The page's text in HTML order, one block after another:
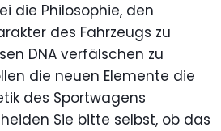
die Philosophie, den
des Fahrzeugs zu
DNA verfälschen zu
die neuen Elemente die
des Sportwagens
Sie bitte selbst, ob das